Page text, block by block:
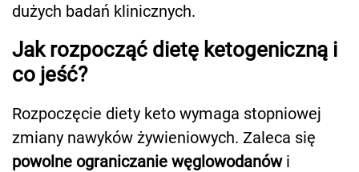
dużych badań klinicznych.
Jak rozpocząć dietę ketogeniczną i
co jeść?
Rozpoczęcie diety keto wymaga stopniowej
zmiany nawyków żywieniowych. Zaleca się
powolne ograniczanie węglowodanówi